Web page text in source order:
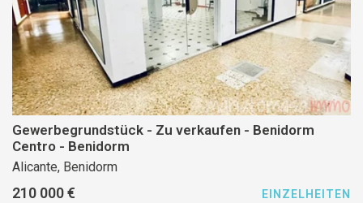
Gewerbegrundstück - Zu verkaufen - Benidorm
Centro - Benidorm
Alicante, Benidorm
210 000 € EINZELHEITEN